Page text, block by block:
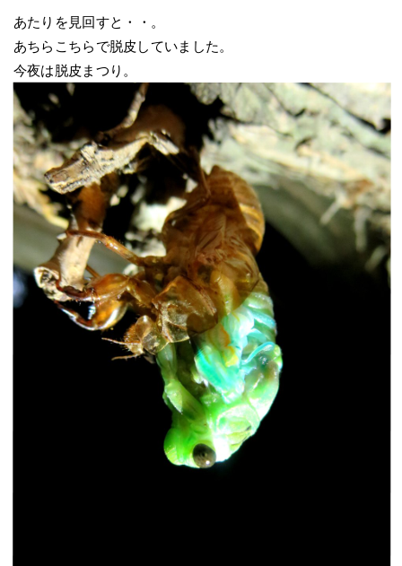
あたりを見回すと・・。
あちらこちらで脱皮していました。
今夜は脱皮まつり。